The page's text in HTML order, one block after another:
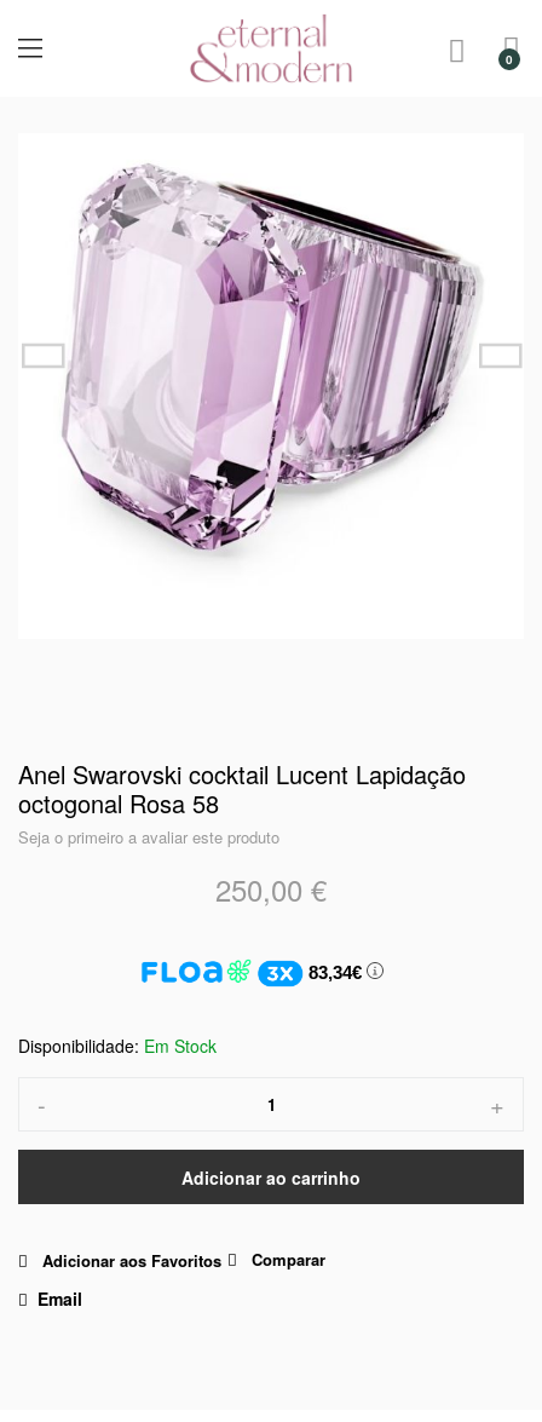
Anel Swarovski cocktail Lucent Lapidação
octogonal Rosa 58
Seja o primeiro a avaliar este produto
250,00 €
83,34€
Em Stock
- +
Adicionar ao carrinho
Adicionar aos Favoritos Comparar
Email